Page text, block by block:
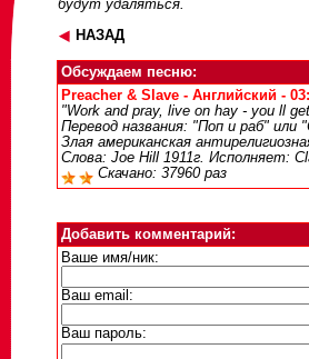
будут удаляться.
НАЗАД
Обсуждаем песню:
Preacher & Slave - Английский -
"Work and pray, live on hay - you ll
Перевод названия: "Поп и раб" или
Злая американская
Слова: Joe Hill 1911г. Исполняет:
Скачано: 37960 раз
Добавить комментарий:
Ваше имя/ник:
Ваш email:
Ваш пароль: